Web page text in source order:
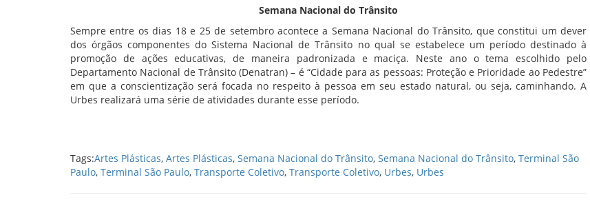
Semana Nacional do Trânsito
Sempre entre os dias 18 e 25 de setembro acontece a Semana Nacional do Trânsito, que constitui um dever
dos órgãos componentes do Sistema Nacional de Trânsito no qual se estabelece um período destinado à
promoção de ações educativas, de maneira padronizada e maciça. Neste ano o tema escolhido pelo
Departamento Nacional de Trânsito (Denatran) – é “Cidade para as pessoas: Proteção e Prioridade ao Pedestre”
em que a conscientização será focada no respeito à pessoa em seu estado natural, ou seja, caminhando. A
Urbes realizará uma série de atividades durante esse período.
Tags:Artes Plásticas, Artes Plásticas, Semana Nacional do Trânsito, Semana Nacional do Trânsito, Terminal São
Paulo, Terminal São Paulo, Transporte Coletivo, Transporte Coletivo, Urbes, Urbes